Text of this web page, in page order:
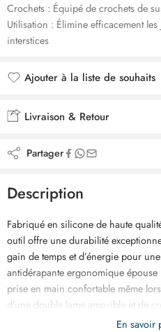
Crochets : Équipé de crochets de
Utilisation : Élimine efficacement
interstices
Ajouter à la liste de souhaits
Livraison & Retour
Partager
Description
Fabriqué en silicone de haute
outil offre une durabilité
gain de temps et d’énergie pour
antidérapante ergonomique
prise en main confortable même
d’une double lame amovible et de
à transporter et élimine
En savoir